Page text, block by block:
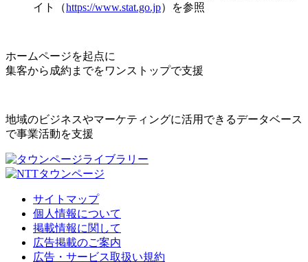
イト（https://www.stat.go.jp）を参照
ホームページを起点に
集客から成約までをワンストップで支援
地域のビジネスやマーケティングに活用できるデータベース
で事業活動を支援
サイトマップ
個人情報について
掲載情報に関して
広告掲載のご案内
広告・サービス取扱い規約